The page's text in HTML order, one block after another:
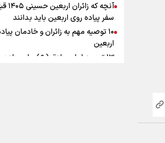
حقوق کارکنان دولت و
در بودجه ۱۴۰۵ چقدر است؟
آنچه که
سفر پیاده روی اربعین باید بدانند
۱۰ توصیه مهم به زائران و خادمان
اربعین
۱۳ توصیه امام صادق (ع) برای